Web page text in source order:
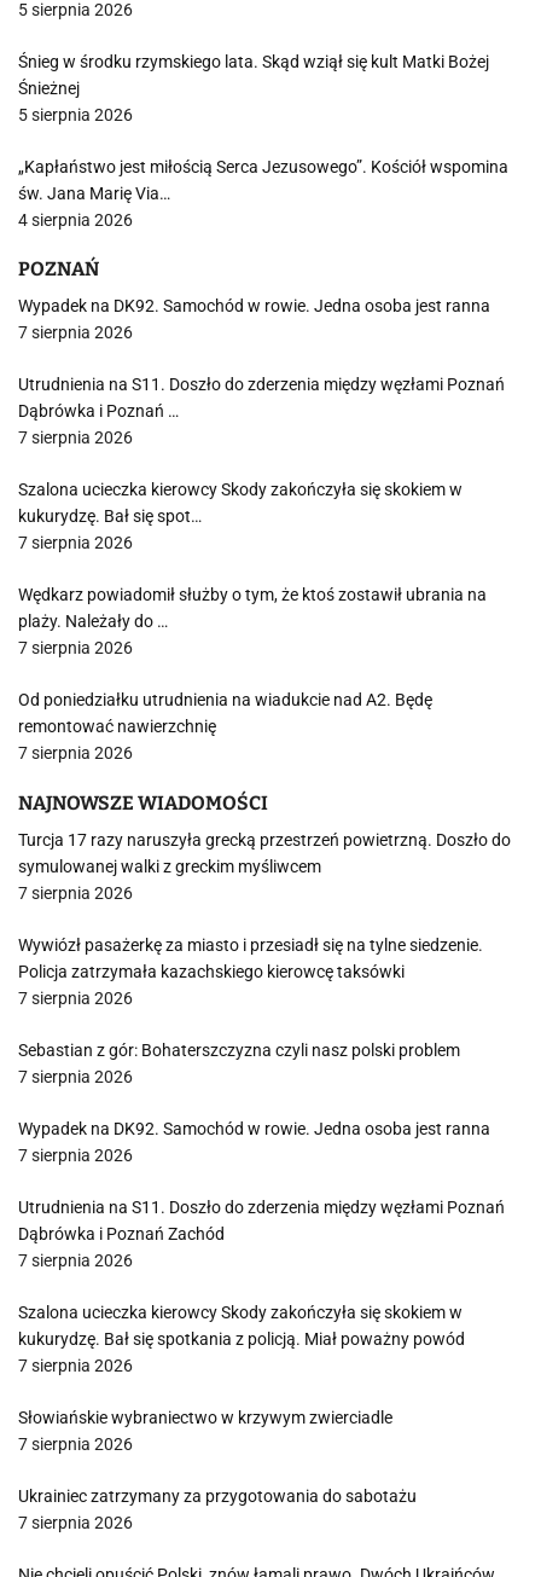
5 sierpnia 2026
Śnieg w środku rzymskiego lata. Skąd wziął się kult Matki Bożej
Śnieżnej
5 sierpnia 2026
„Kapłaństwo jest miłością Serca Jezusowego”. Kościół wspomina
św. Jana Marię Via…
4 sierpnia 2026
POZNAŃ
Wypadek na DK92. Samochód w rowie. Jedna osoba jest ranna
7 sierpnia 2026
Utrudnienia na S11. Doszło do zderzenia między węzłami Poznań
Dąbrówka i Poznań …
7 sierpnia 2026
Szalona ucieczka kierowcy Skody zakończyła się skokiem w
kukurydzę. Bał się spot…
7 sierpnia 2026
Wędkarz powiadomił służby o tym, że ktoś zostawił ubrania na
plaży. Należały do …
7 sierpnia 2026
Od poniedziałku utrudnienia na wiadukcie nad A2. Będę
remontować nawierzchnię
7 sierpnia 2026
NAJNOWSZE WIADOMOŚCI
Turcja 17 razy naruszyła grecką przestrzeń powietrzną. Doszło do
symulowanej walki z greckim myśliwcem
7 sierpnia 2026
Wywiózł pasażerkę za miasto i przesiadł się na tylne siedzenie.
Policja zatrzymała kazachskiego kierowcę taksówki
7 sierpnia 2026
Sebastian z gór: Bohaterszczyzna czyli nasz polski problem
7 sierpnia 2026
Wypadek na DK92. Samochód w rowie. Jedna osoba jest ranna
7 sierpnia 2026
Utrudnienia na S11. Doszło do zderzenia między węzłami Poznań
Dąbrówka i Poznań Zachód
7 sierpnia 2026
Szalona ucieczka kierowcy Skody zakończyła się skokiem w
kukurydzę. Bał się spotkania z policją. Miał poważny powód
7 sierpnia 2026
Słowiańskie wybraniectwo w krzywym zwierciadle
7 sierpnia 2026
Ukrainiec zatrzymany za przygotowania do sabotażu
7 sierpnia 2026